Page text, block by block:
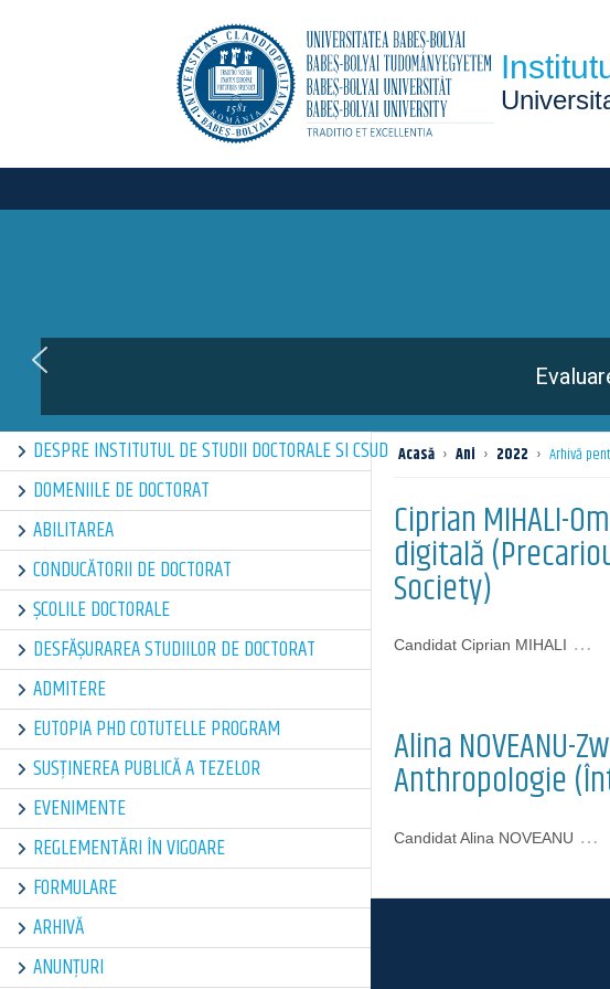
DESPRE INSTITUTUL DE STUDII DOCTORALE SI CSUD
DOMENIILE DE DOCTORAT
ABILITAREA
CONDUCĂTORII DE DOCTORAT
ȘCOLILE DOCTORALE
DESFĂȘURAREA STUDIILOR DE DOCTORAT
ADMITERE
EUTOPIA PHD COTUTELLE PROGRAM
SUSȚINEREA PUBLICĂ A TEZELOR
EVENIMENTE
REGLEMENTĂRI ÎN VIGOARE
FORMULARE
ARHIVĂ
ANUNȚURI
Acasă › Ani › 2022 › Arhivă
Ciprian MIHALI-
digitală
Society)
Candidat Ciprian MIHALI …
Alina
Anthropologie
Candidat Alina NOVEANU …